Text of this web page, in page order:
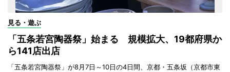
見る・遊ぶ
「五条若宮陶器祭」始まる 規模拡大、19都府県か
ら141店出店
「五条若宮陶器祭」が8月7日～10日の4日間、京都・五条坂（京都市東